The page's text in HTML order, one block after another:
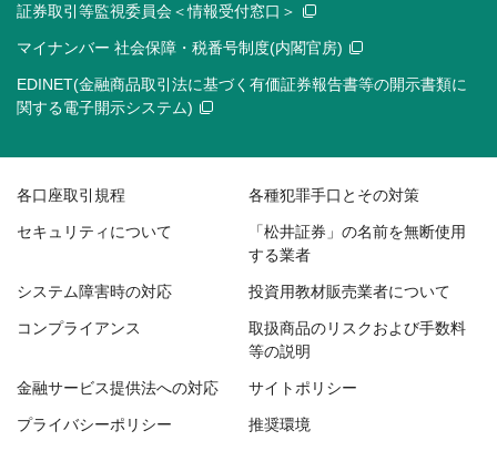
証券取引等監視委員会＜情報受付窓口＞
マイナンバー 社会保障・税番号制度(内閣官房)
EDINET(金融商品取引法に基づく有価証券報告書等の開示書類に
関する電子開示システム)
各口座取引規程 各種犯罪手口とその対策
セキュリティについて
「松井証券」の名前を無断使用
する業者
システム障害時の対応 投資用教材販売業者について
コンプライアンス
取扱商品のリスクおよび手数料
等の説明
金融サービス提供法への対応 サイトポリシー
プライバシーポリシー 推奨環境